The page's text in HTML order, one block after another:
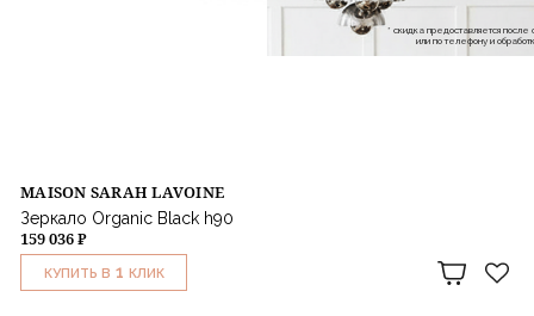
MAISON SARAH LAVOINE
Зеркало Organic Black h90
159 036 ₽
КУПИТЬ В 1 КЛИК
* скидка предоставляется
или по телефону и